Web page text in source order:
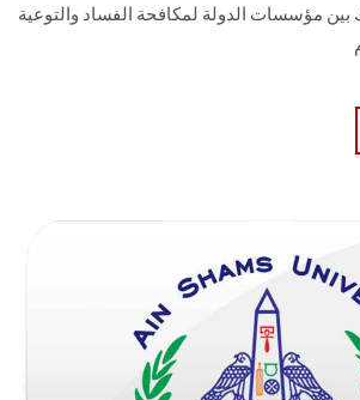
بين مؤسسات الدولة لمكافحة الفساد والتوعية